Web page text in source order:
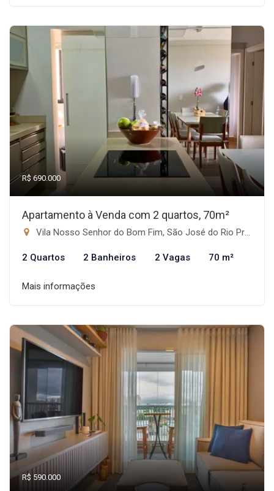
R$ 690.000
Apartamento à Venda com 2 quartos, 70m²
Vila Nosso Senhor do Bom Fim, São José do Rio Preto-SP
2 Quartos 2 Banheiros 2 Vagas 70 m²
Mais informações
R$ 590.000